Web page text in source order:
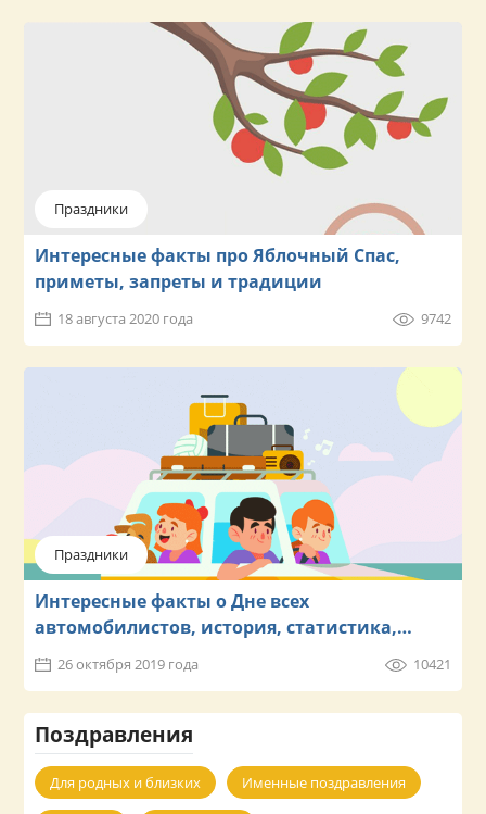
Праздники
Интересные факты про Яблочный Спас,
приметы, запреты и традиции
18 августа 2020 года 9742
Праздники
Интересные факты о Дне всех
автомобилистов, история, статистика,
наблюдения
26 октября 2019 года 10421
Поздравления
Для родных и близких Именные поздравления